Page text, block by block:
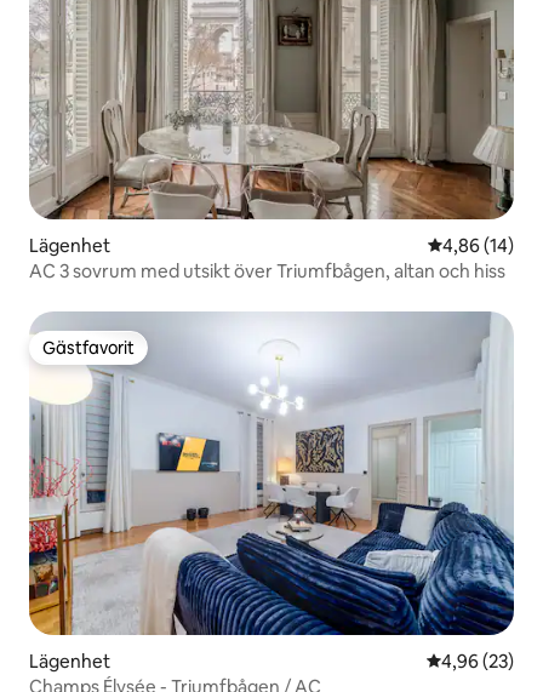
Lägenhet 4,86 av 5 i
4,86 (14)
AC 3 sovrum med utsikt över Triumfbågen, altan och hiss
Gästfavorit
Gästfavorit
Lägenhet 4,96 av 5 i
4,96 (23)
Champs Élysée - Triumfbågen / AC